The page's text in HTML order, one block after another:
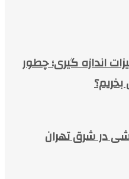
اندازه گیری؛ چطور
بخریم؟
در شرق تهران